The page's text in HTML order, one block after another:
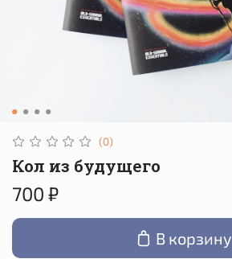
(0)
Кол из будущего
700 ₽
В корзину